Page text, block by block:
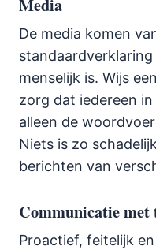
De media komen
menselijk is. Wijs
zorg dat iedereen
alleen de
Niets is zo
berichten van
Communicatie met
Proactief, feitelijk